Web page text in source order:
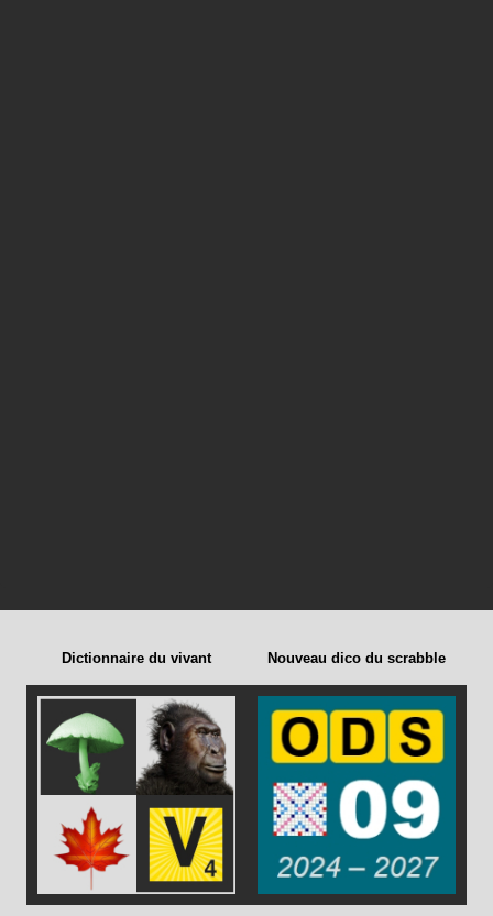
Dictionnaire du vivant Nouveau dico du scrabble